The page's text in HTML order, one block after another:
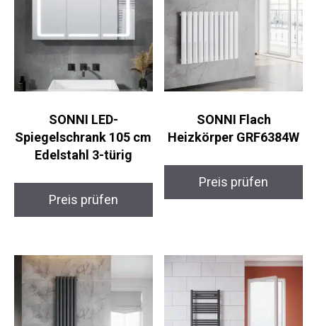
SONNI LED-
Spiegelschrank 105 cm
Edelstahl 3-türig
Preis prüfen
SONNI Flach
Heizkörper GRF6384W
Preis prüfen